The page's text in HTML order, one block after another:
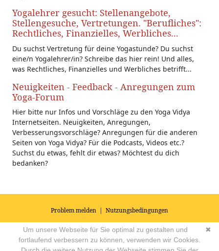
Yogalehrer gesucht: Stellenangebote,
Stellengesuche, Vertretungen. "Berufliches":
Rechtliches, Finanzielles, Werbliches...
Du suchst Vertretung für deine Yogastunde? Du suchst
eine/n Yogalehrer/in? Schreibe das hier rein! Und alles,
was Rechtliches, Finanzielles und Werbliches betrifft...
Neuigkeiten - Feedback - Anregungen zum
Yoga-Forum
Hier bitte nur Infos und Vorschläge zu den Yoga Vidya
Internetseiten. Neuigkeiten, Anregungen,
Verbesserungsvorschläge? Anregungen für die anderen
Seiten von Yoga Vidya? Für die Podcasts, Videos etc.?
Suchst du etwas, fehlt dir etwas? Möchtest du dich
bedanken?
Problem melden | Nutzungsbedingungen
© 2026Impressum|Datenschutz|AGB's| Yoga Vidya Community -
Forum für Yoga, Meditation und Ayurveda Powered by
✖
Um unsere Webseite für Sie optimal zu gestalten und
fortlaufend verbessern zu können, verwenden wir Cookies.